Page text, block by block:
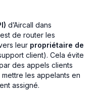
d’Aircall dans
de router les
leur propriétaire de
client). Cela évite
des appels clients
les appelants en
assigné.